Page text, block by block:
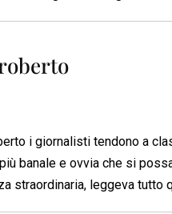
i giornalisti tendono a
banale e ovvia che si
straordinaria, leggeva tutto